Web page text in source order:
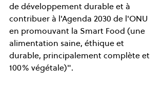
de développement durable et à
contribuer à l'Agenda 2030 de l'ONU
en promouvant la Smart Food (une
alimentation saine, éthique et
durable, principalement complète et
100% végétale)".